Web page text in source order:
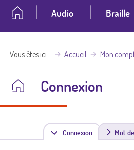
Audio Braille
Vous êtes ici Accueil Mon
Connexion
Connexion(
Mot